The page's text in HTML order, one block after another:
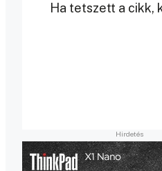
Ha tetszett a cikk,